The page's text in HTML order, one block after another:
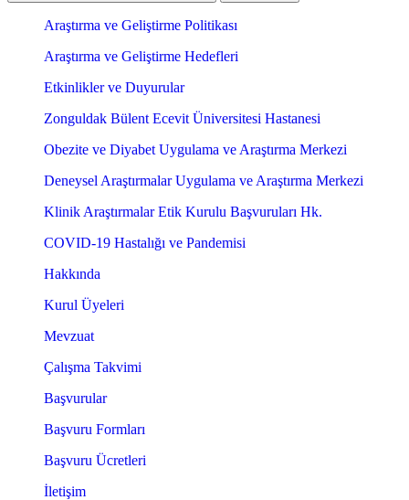
Araştırma ve Geliştirme Politikası
Araştırma ve Geliştirme Hedefleri
Etkinlikler ve Duyurular
Zonguldak Bülent Ecevit Üniversitesi Hastanesi
Obezite ve Diyabet Uygulama ve Araştırma Merkezi
Deneysel Araştırmalar Uygulama ve Araştırma Merkezi
Klinik Araştırmalar Etik Kurulu Başvuruları Hk.
COVID-19 Hastalığı ve Pandemisi
Hakkında
Kurul Üyeleri
Mevzuat
Çalışma Takvimi
Başvurular
Başvuru Formları
Başvuru Ücretleri
İletişim